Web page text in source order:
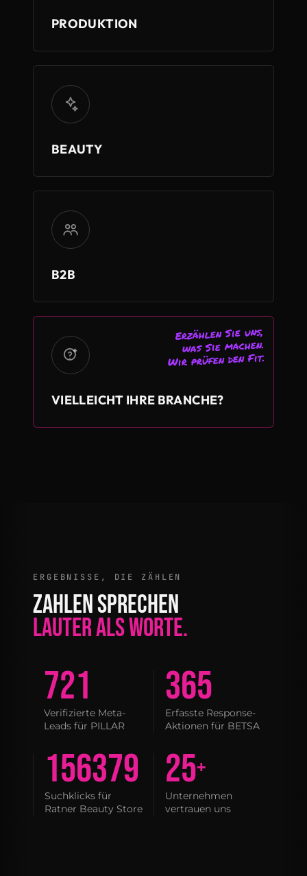
PRODUKTION
BEAUTY
B2B
VIELLEICHT IHRE BRANCHE?
Erzählen Sie uns,
was Sie machen.
Wir prüfen den Fit.
ERGEBNISSE, DIE ZÄHLEN
ZAHLEN SPRECHEN
LAUTER ALS WORTE.
721
Verifizierte Meta-
Leads für PILLAR
365
Erfasste Response-
Aktionen für BETSA
156379
Suchklicks für
Ratner Beauty Store
25+
Unternehmen
vertrauen uns